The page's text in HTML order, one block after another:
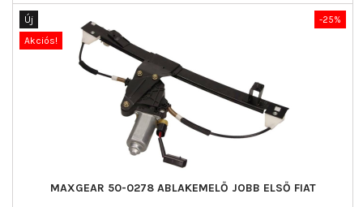
-25%
Új
Akciós!
MAXGEAR 50-0278 ABLAKEMELŐ JOBB ELSŐ FIAT